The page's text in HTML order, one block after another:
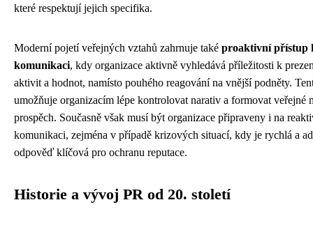
které respektují jejich specifika.
Moderní pojetí veřejných vztahů zahrnuje také proaktivní přístup
komunikaci, kdy organizace aktivně vyhledává příležitosti k
aktivit a hodnot, namísto pouhého reagování na vnější podněty.
umožňuje organizacím lépe kontrolovat narativ a formovat veřejné
prospěch. Současně však musí být organizace připraveny i na
komunikaci, zejména v případě krizových situací, kdy je rychlá a
odpověď klíčová pro ochranu reputace.
Historie a vývoj PR od 20. století